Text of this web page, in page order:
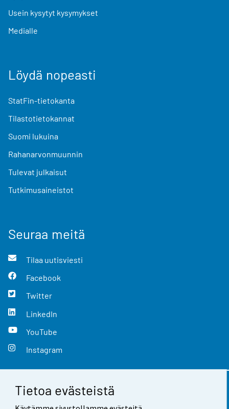
Tietoa evästeistä
Usein kysytyt kysymykset
Medialle
Löydä nopeasti
StatFin-tietokanta
Tilastotietokannat
Suomi lukuina
Rahanarvonmuunnin
Tulevat julkaisut
Tutkimusaineistot
Seuraa meitä
Tilaa uutisviesti
Facebook
Twitter
LinkedIn
YouTube
Instagram
Yhteystiedot